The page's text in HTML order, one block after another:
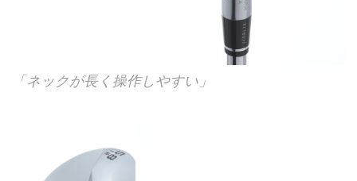
「ネックが長く操作しやすい」